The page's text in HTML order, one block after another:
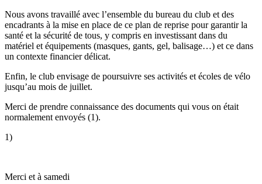
Nous avons travaillé avec l’ensemble du bureau du club et des
encadrants à la mise en place de ce plan de reprise pour garantir la
santé et la sécurité de tous, y compris en investissant dans du
matériel et équipements (masques, gants, gel, balisage…) et ce dans
un contexte financier délicat.
Enfin, le club envisage de poursuivre ses activités et écoles de vélo
jusqu’au mois de juillet.
Merci de prendre connaissance des documents qui vous on était
normalement envoyés (1).
1)
Merci et à samedi